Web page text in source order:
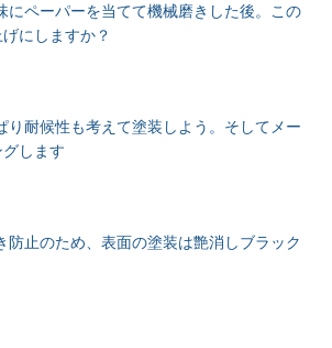
にペーパーを当てて機械磨きした後。この
にしますか？
り耐候性も考えて塗装しよう。そしてメー
します
防止のため、表面の塗装は艶消しブラック